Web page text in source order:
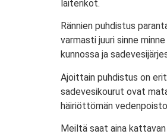
laiterikot.
Rännien puhdistus
varmasti juuri sinne
kunnossa ja
Ajoittain puhdistus on
sadevesikourut ovat
häiriöttömän
Meiltä saat aina